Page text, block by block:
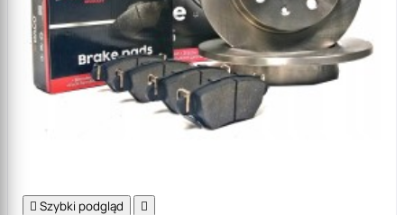
 Szybki podgląd 